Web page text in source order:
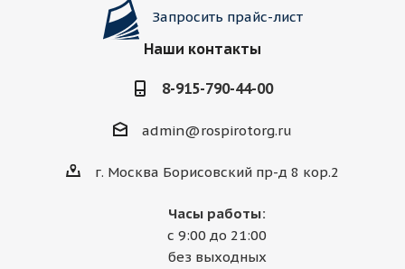
Запросить прайс-лист
Наши контакты
8-915-790-44-00
admin@rospirotorg.ru
г. Москва Борисовский пр-д 8 кор.2
Часы работы:
с 9:00 до 21:00
без выходных